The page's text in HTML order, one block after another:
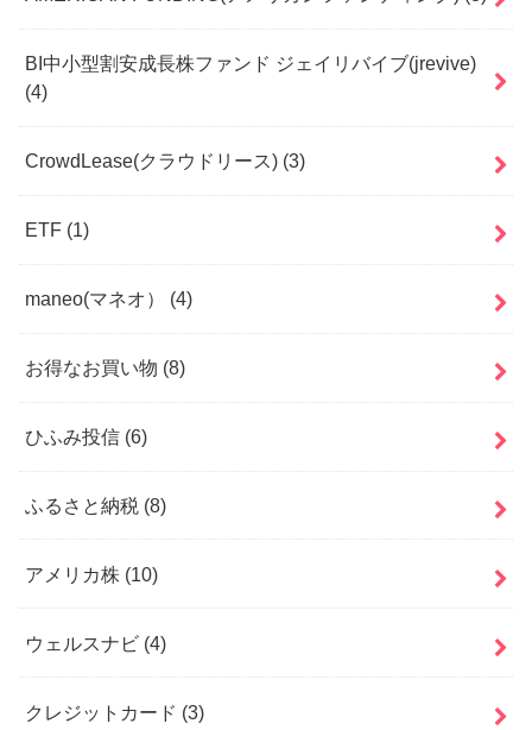
BI中小型割安成長株ファンド ジェイリバイブ(jrevive)
(4)
CrowdLease(クラウドリース) (3)
ETF (1)
maneo(マネオ） (4)
お得なお買い物 (8)
ひふみ投信 (6)
ふるさと納税 (8)
アメリカ株 (10)
ウェルスナビ (4)
クレジットカード (3)